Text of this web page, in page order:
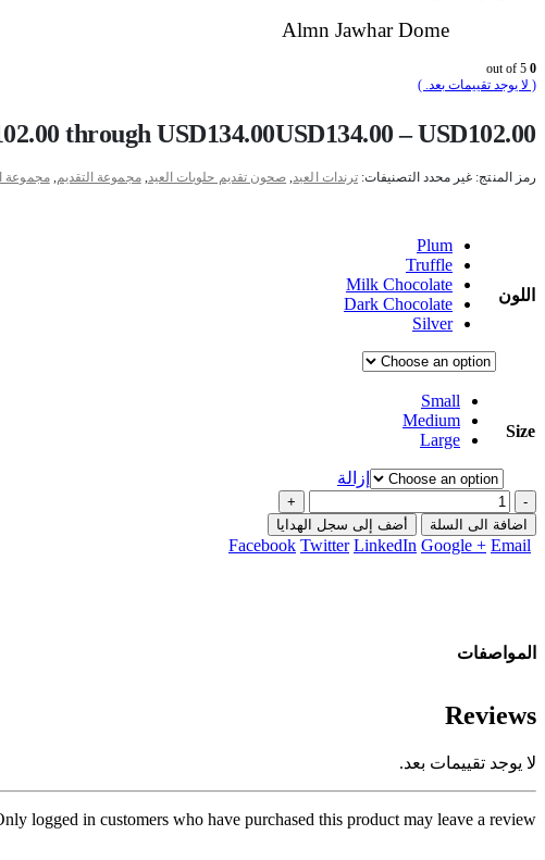
Almn Jawhar Dome
0
( لا يوجد تقييمات بعد. )
USD102.00
–
USD134.00
through USD134.00
رمز المنتج: غير محدد التصنيفات: ترندات العيد, صحون تقديم حلويات العيد,مجموعة التقديم,مجموعة
اللون
Plum
Truffle
Milk Chocolate
Dark Chocolate
Silver
Size
Small
Medium
Large
إزالة
-
+
اضافة الى السلة
أضف إلى سجل الهدايا
Facebook Twitter LinkedIn Google + Email
المواصفات
Reviews
لا يوجد تقييمات بعد.
logged in customers who have purchased this product may leave a review.